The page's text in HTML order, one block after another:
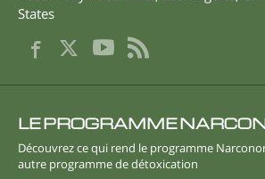
States
LE PROGRAMME
Découvrez ce qui rend le programme
autre programme de détoxication